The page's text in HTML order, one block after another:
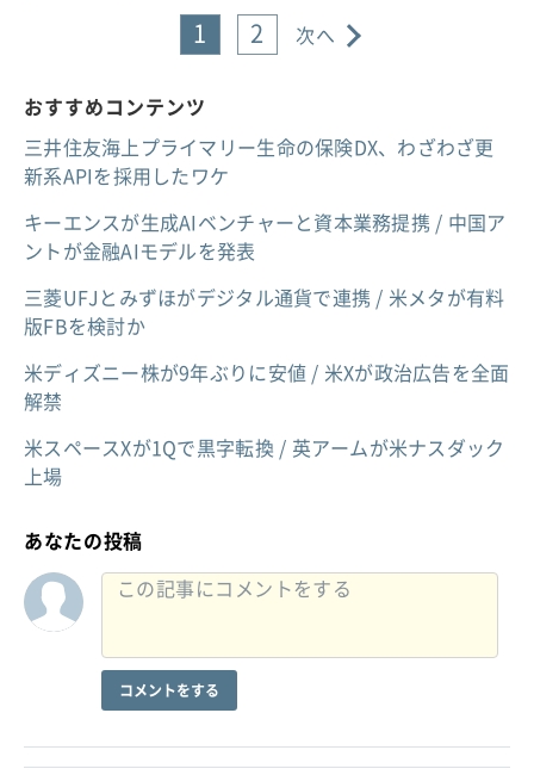
1 2 次へ
おすすめコンテンツ
三井住友海上プライマリー生命の保険DX、わざわざ更
新系APIを採用したワケ
キーエンスが生成AIベンチャーと資本業務提携 / 中国ア
ントが金融AIモデルを発表
三菱UFJとみずほがデジタル通貨で連携 / 米メタが有料
版FBを検討か
米ディズニー株が9年ぶりに安値 / 米Xが政治広告を全面
解禁
米スペースXが1Qで黒字転換 / 英アームが米ナスダック
上場
あなたの投稿
コメントをする